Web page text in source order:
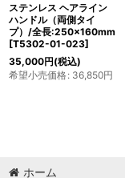
ステンレス ヘアライン
ハンドル（両側タイ
プ）/全長:250×160mm
[T5302-01-023]
35,000円(税込)
希望小売価格: 36,850円
ホーム